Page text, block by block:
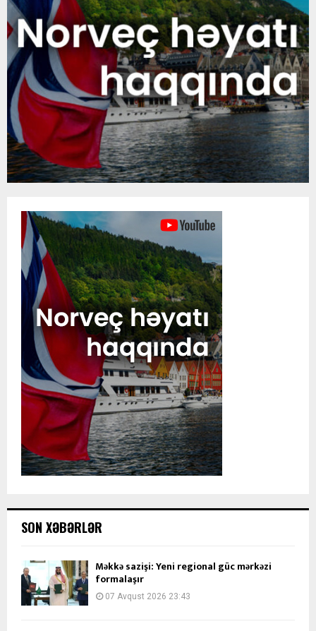
SON XƏBƏRLƏR
Məkkə sazişi: Yeni regional güc mərkəzi
formalaşır
07 Avqust 2026 23:43